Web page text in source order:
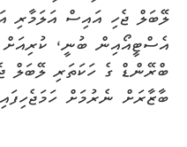
ލޭބަލް ޖެހި އައިސް އަލަމާރި
އެސްޓީއޯއިން ބުނީ،
ބްރޭންޑް ގެ ހަކަތަރި ލޭބަލް
ބާޒާރަށް ނެރުމަށް